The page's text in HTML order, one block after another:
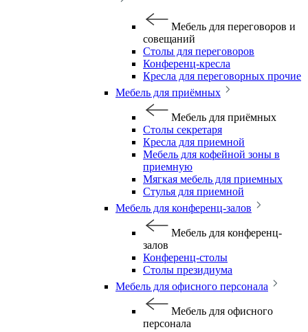
Мебель для переговоров и
совещаний
Столы для переговоров
Конференц-кресла
Кресла для переговорных прочие
Мебель для приёмных
Мебель для приёмных
Столы секретаря
Кресла для приемной
Мебель для кофейной зоны в
приемную
Мягкая мебель для приемных
Стулья для приемной
Мебель для конференц-залов
Мебель для конференц-
залов
Конференц-столы
Столы президиума
Мебель для офисного персонала
Мебель для офисного
персонала